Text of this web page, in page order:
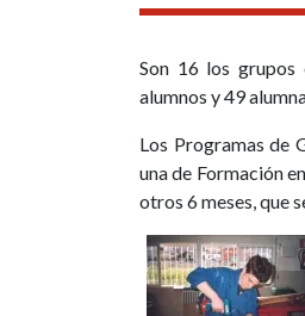
Son 16 los grupos
alumnos y 49
Los Programas de
una de Formación
otros 6 meses, que